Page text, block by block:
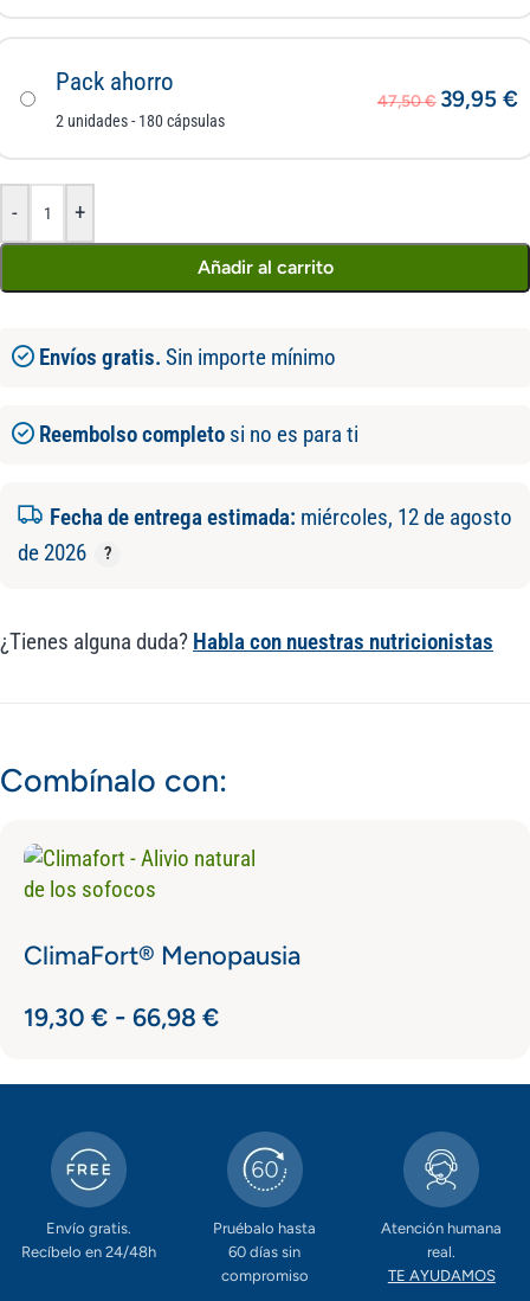
Pack ahorro
47,50€ 39,95 €
2 unidades - 180 cápsulas
- +
Añadir al carrito
Envíos gratis. Sin importe mínimo
Reembolso completo si no es para ti
Fecha de entrega estimada: miércoles, 12 de agosto
de 2026
¿Tienes alguna duda? Habla con nuestras nutricionistas
Combínalo con:
ClimaFort® Menopausia
19,30 € - 66,98 €
Envío gratis.
Recíbelo en 24/48h
Pruébalo hasta
60 días sin
compromiso
Atención humana
real.
TE AYUDAMOS